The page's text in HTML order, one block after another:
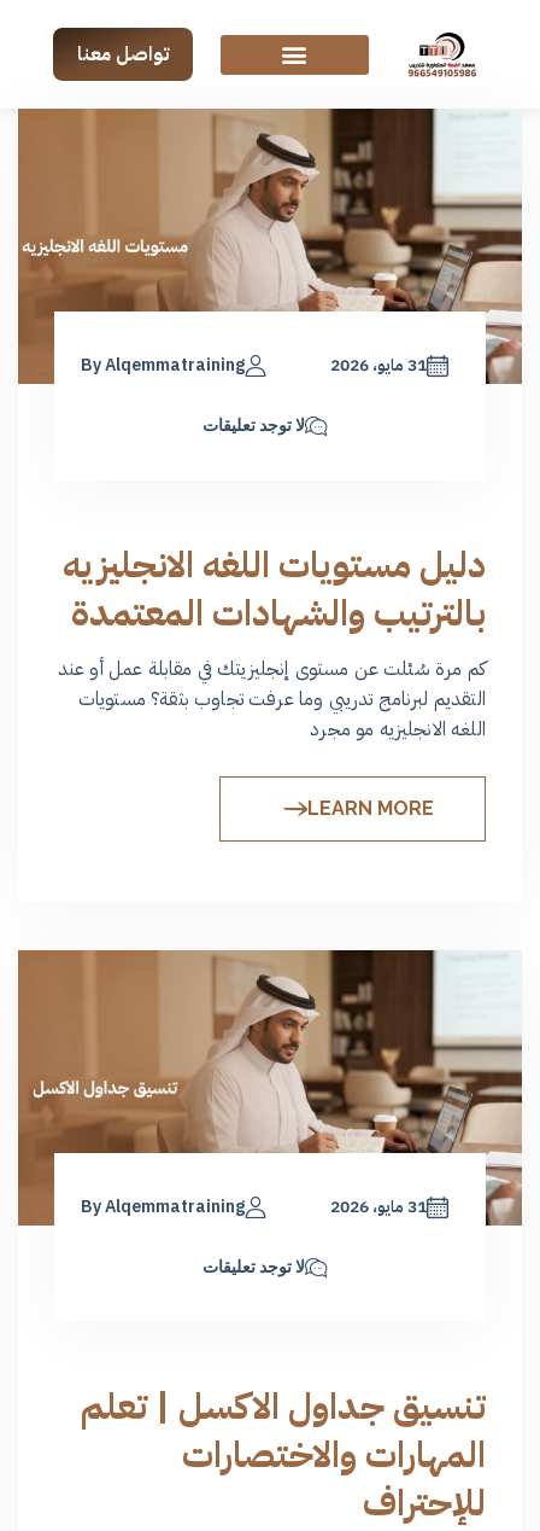
تواصل معنا
31 مايو، 2026 By Alqemmatraining
لا توجد تعليقات
دليل مستويات اللغه الانجليزيه
بالترتيب والشهادات المعتمدة
كم مرة سُئلت عن مستوى إنجليزيتك في مقابلة عمل أو عند
التقديم لبرنامج تدريبي وما عرفت تجاوب بثقة؟ مستويات
اللغه الانجليزيه مو مجرد
LEARN MORE
31 مايو، 2026 By Alqemmatraining
لا توجد تعليقات
تنسيق جداول الاكسل | تعلم
المهارات والاختصارات
للإحتراف